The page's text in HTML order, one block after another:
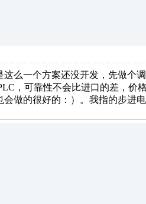
么一个方案还没开发，先做个
，可靠性不会比进口的差，价
做的很好的：）。我指的步进